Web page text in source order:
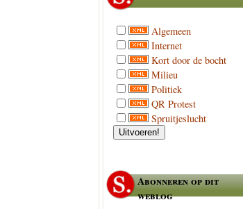
Algemeen
Internet
Kort door de bocht
Milieu
Politiek
QR Protest
Spruitjeslucht
Abonneren op dit
weblog